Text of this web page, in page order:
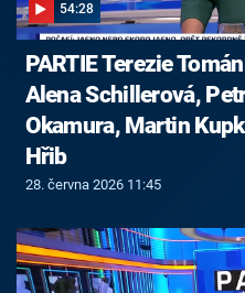
54:28
PARTIE Terezie
Alena Schillerová,
Okamura, Martin
Hřib
28. června 2026 11:45